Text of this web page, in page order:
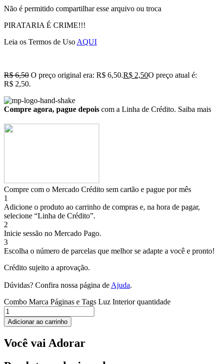
Não é permitido compartilhar esse arquivo ou troca
PIRATARIA É CRIME!!!
Leia os Termos de Uso AQUI
R$6,50 O preço original era: R$ 6,50.R$ 2,50O preço atual é:
R$ 2,50.
Compre agora, pague depois com a Linha de Crédito. Saiba mais
Compre com o Mercado Crédito sem cartão e pague por mês
1
Adicione o produto ao carrinho de compras e, na hora de pagar,
selecione “Linha de Crédito”.
2
Inicie sessão no Mercado Pago.
3
Escolha o número de parcelas que melhor se adapte a você e pronto!
Crédito sujeito a aprovação.
Dúvidas? Confira nossa página de Ajuda.
Combo Marca Páginas e Tags Luz Interior quantidade
Adicionar ao carrinho
Você vai Adorar